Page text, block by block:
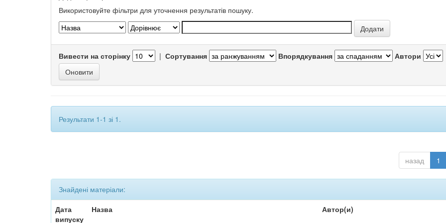
Використовуйте фільтри для уточнення результатів пошуку.
Вивести на сторінку | Сортування Впорядкування Автори
Результати 1-1 зі 1.
назад 1
Знайдені матеріали:
Дата
випуску
Назва Автор(и)